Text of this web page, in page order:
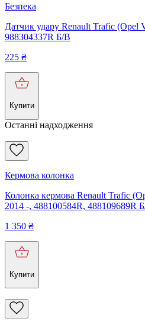
Безпека
Датчик удару Renault Trafic (Opel
988304337R Б/В
225 ₴
Купити
Останні надходження
Кермова колонка
Колонка кермова Renault Trafic
2014 -, 488100584R, 488109689R
1 350 ₴
Купити